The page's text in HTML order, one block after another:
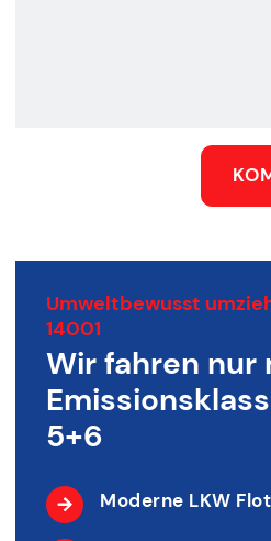
Umweltbewusst
14001
Wir fahren nur
5+6
Moderne LKW